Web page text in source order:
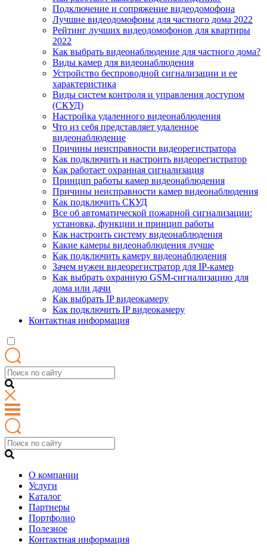
Подключение и сопряжение видеодомофона
Лучшие видеодомофоны для частного дома 2022
Рейтинг лучших видеодомофонов для квартиры
2022
Как выбрать видеонаблюдение для частного дома?
Виды камер для видеонаблюдения
Устройство беспроводной сигнализации и ее
характеристика
Виды систем контроля и управления доступом
(СКУД)
Настройка удаленного видеонаблюдения
Что из себя представляет удаленное
видеонаблюдение
Причины неисправности видеорегистратора
Как подключить и настроить видеорегистратор
Как работает охранная сигнализация
Принцип работы камер видеонаблюдения
Причины неисправности камер видеонаблюдения
Как подключить СКУД
Все об автоматической пожарной сигнализации:
установка, функции и принцип работы
Как настроить систему видеонаблюдения
Какие камеры видеонаблюдения лучше
Как подключить камеру видеонаблюдения
Зачем нужен видеорегистратор для IP-камер
Как выбрать охранную GSM-сигнализацию для
дома или дачи
Как выбрать IP видеокамеру
Как подключить IP видеокамеру
Контактная информация
О компании
Услуги
Каталог
Партнеры
Портфолио
Полезное
Контактная информация